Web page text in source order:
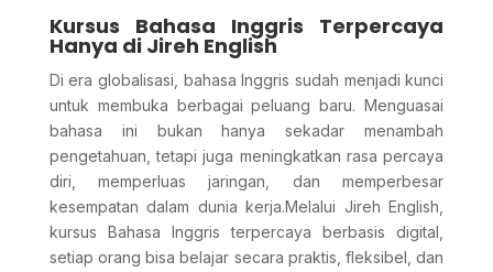
Kursus Bahasa Inggris Terpercaya
Hanya di Jireh English
Di era globalisasi, bahasa Inggris sudah menjadi kunci
untuk membuka berbagai peluang baru. Menguasai
bahasa ini bukan hanya sekadar menambah
pengetahuan, tetapi juga meningkatkan rasa percaya
diri, memperluas jaringan, dan memperbesar
kesempatan dalam dunia kerja.Melalui Jireh English,
kursus Bahasa Inggris terpercaya berbasis digital,
setiap orang bisa belajar secara praktis, fleksibel, dan